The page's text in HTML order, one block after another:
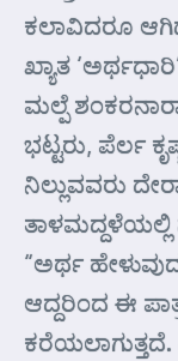
ಕಲಾವಿದರೂ
ಖ್ಯಾತ
ಮಲ್ಪೆ
ಭಟ್ಟರು, ಪೆರ್ಲ
ನಿಲ್ಲುವವರು
ತಾಳಮದ್ದಳೆಯಲ್ಲಿ
“ಅರ್ಥ
ಆದ್ದರಿಂದ ಈ
ಕರೆಯಲಾಗುತ್ತದೆ.